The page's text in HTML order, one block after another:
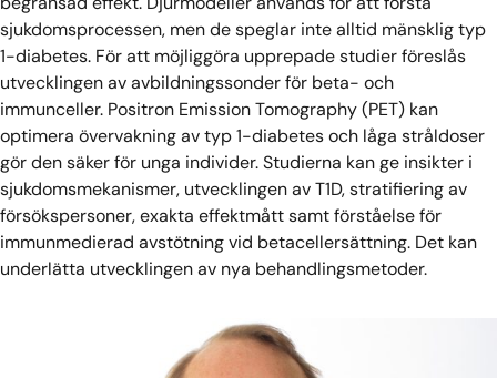
sjukdomsprocessen, men de speglar inte alltid mänsklig typ
1-diabetes. För att möjliggöra upprepade studier föreslås
utvecklingen av avbildningssonder för beta- och
immunceller. Positron Emission Tomography (PET) kan
optimera övervakning av typ 1-diabetes och låga stråldoser
gör den säker för unga individer. Studierna kan ge insikter i
sjukdomsmekanismer, utvecklingen av T1D, stratifiering av
försökspersoner, exakta effektmått samt förståelse för
immunmedierad avstötning vid betacellersättning. Det kan
underlätta utvecklingen av nya behandlingsmetoder.